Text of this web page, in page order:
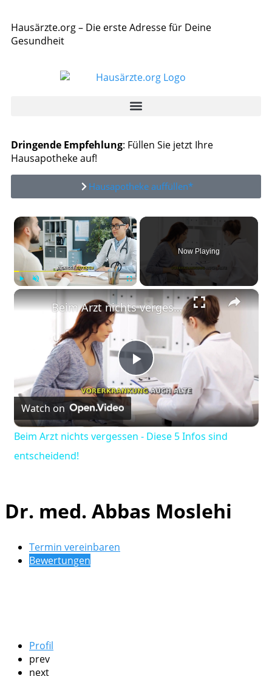
Hausärzte.org – Die erste Adresse für Deine
Gesundheit
Dringende Empfehlung: Füllen Sie jetzt Ihre
Hausapotheke auf!
Hausapotheke auffüllen*
×
Now Playing
×
Play
Video
Beim Arzt nichts vergessen - Diese 5 Infos sind entscheidend!
Watch on
Beim Arzt nichts vergessen - Diese 5 Infos sind
entscheidend!
Dr. med. Abbas Moslehi
Termin vereinbaren
Bewertungen
Profil
prev
next